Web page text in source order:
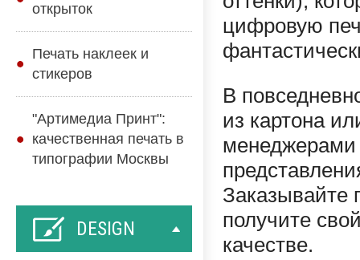
открыток
Печать наклеек и
стикеров
"Артимедиа Принт":
качественная печать в
типографии Москвы
DESIGN
цифровую
В
из картона
менеджерами
Заказывайте
получите
качестве.